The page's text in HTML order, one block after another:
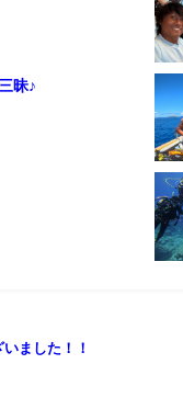
昧♪
ました！！